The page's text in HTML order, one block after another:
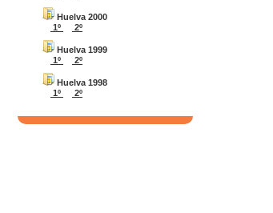
Huelva 2000
1º
2º
Huelva 1999
1º
2º
Huelva 1998
1º
2º